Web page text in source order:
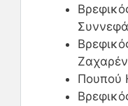
Πουπού